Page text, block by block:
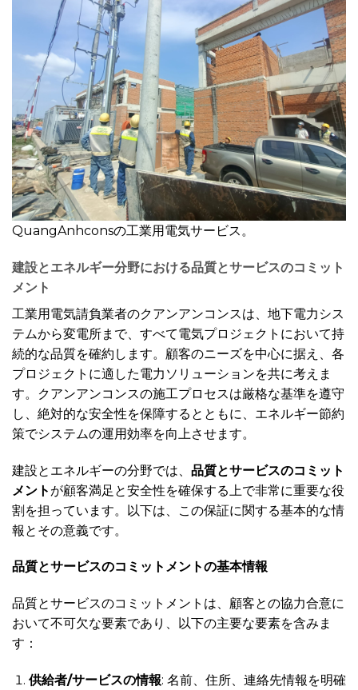
QuangAnhconsの工業用電気サービス。
建設とエネルギー分野における品質とサービスのコミット
メント
工業用電気請負業者のクアンアンコンスは、地下電力シス
テムから変電所まで、すべて電気プロジェクトにおいて持
続的な品質を確約します。顧客のニーズを中心に据え、各
プロジェクトに適した電力ソリューションを共に考えま
す。クアンアンコンスの施工プロセスは厳格な基準を遵守
し、絶対的な安全性を保障するとともに、エネルギー節約
策でシステムの運用効率を向上させます。
建設とエネルギーの分野では、 品質とサービスのコミット
メント が顧客満足と安全性を確保する上で非常に重要な役
割を担っています。以下は、この保証に関する基本的な情
報とその意義です。
品質とサービスのコミットメントの基本情報
品質とサービスのコミットメントは、顧客との協力合意に
おいて不可欠な要素であり、以下の主要な要素を含みま
す：
供給者/サービスの情報: 名前、住所、連絡先情報を明確